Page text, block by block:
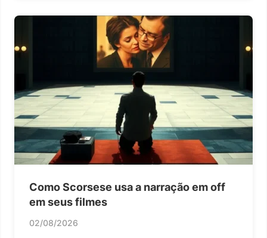
Como Scorsese usa a narração em off
em seus filmes
02/08/2026